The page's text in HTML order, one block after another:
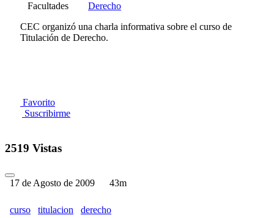
Facultades
Derecho
CEC organizó una charla informativa sobre el curso de
Titulación de Derecho.
Favorito
Suscribirme
2519 Vistas
17 de Agosto de 2009 43m
curso titulacion derecho